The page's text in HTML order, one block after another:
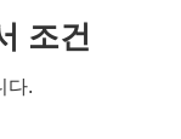
조건
다.